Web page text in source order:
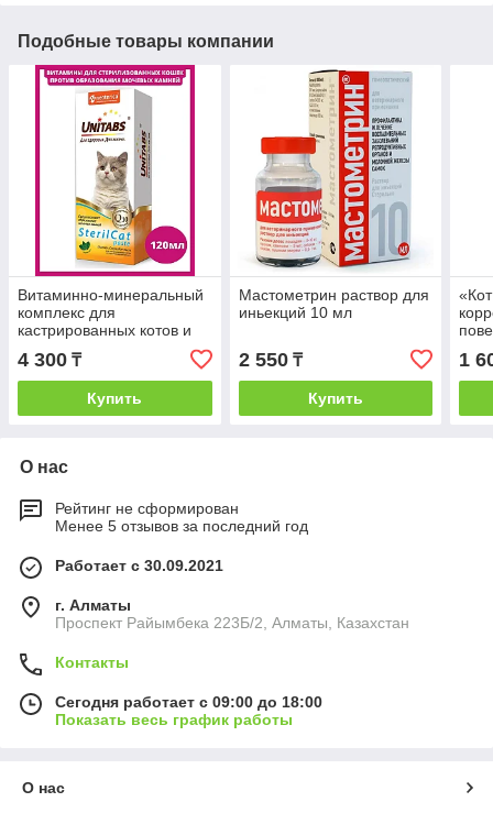
Подобные товары компании
Витаминно-минеральный
комплекс для
кастрированных котов и
стерилизованных кошек
Unitabs SterilCat, 120 мл
4 300 ₸
Купить
Мастометрин раствор для
иньекций 10 мл
2 550₸
Купить
1
О нас
Рейтинг не сформирован
Менее 5 отзывов за последний год
Работает с 30.09.2021
г. Алматы
Проспект Райымбека 223Б/2, Алматы, Казахстан
Контакты
Сегодня работает с 09:00 до 18:00
Показать весь график работы
О нас